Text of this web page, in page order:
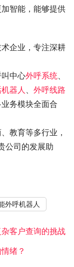
智能，能够提供
企业，专注深耕
中心外呼系统、
器人 、 外呼线路
务模块全面合
教育等多行业，
公司的发展助
外呼机器人
客户查询的挑战
绪？